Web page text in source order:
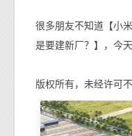
很多朋友不知道【小
是要建新厂？】，今
版权所有，未经许可